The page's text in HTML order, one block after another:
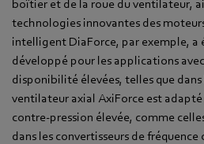
boîtier et de la roue du ventilateur,
technologies innovantes des
intelligent DiaForce, par exemple, a
développé pour les applications
disponibilité élevées, telles que dans
ventilateur axial AxiForce est
contre-pression élevée, comme
dans les convertisseurs de